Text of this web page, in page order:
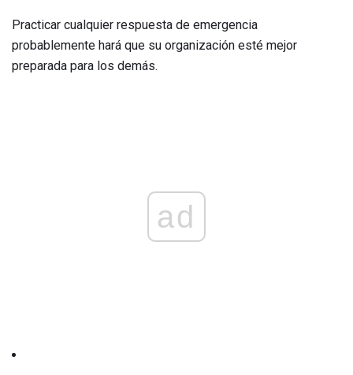
Practicar cualquier respuesta de emergencia
probablemente hará que su organización esté mejor
preparada para los demás.
ad